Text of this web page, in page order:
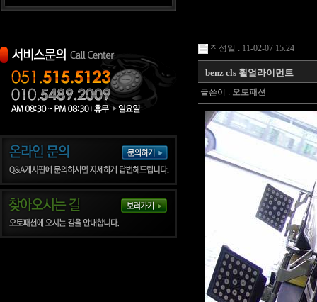
작성일 : 11-02-07 15:24
benz cls 휠얼라이먼트
글쓴이 : 오토패션